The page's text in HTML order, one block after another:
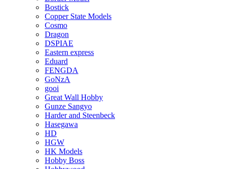
Bostick
Copper State Models
Cosmo
Dragon
DSPIAE
Eastern express
Eduard
FENGDA
GoNzA
gooi
Great Wall Hobby
Gunze Sangyo
Harder and Steenbeck
Hasegawa
HD
HGW
HK Models
Hobby Boss